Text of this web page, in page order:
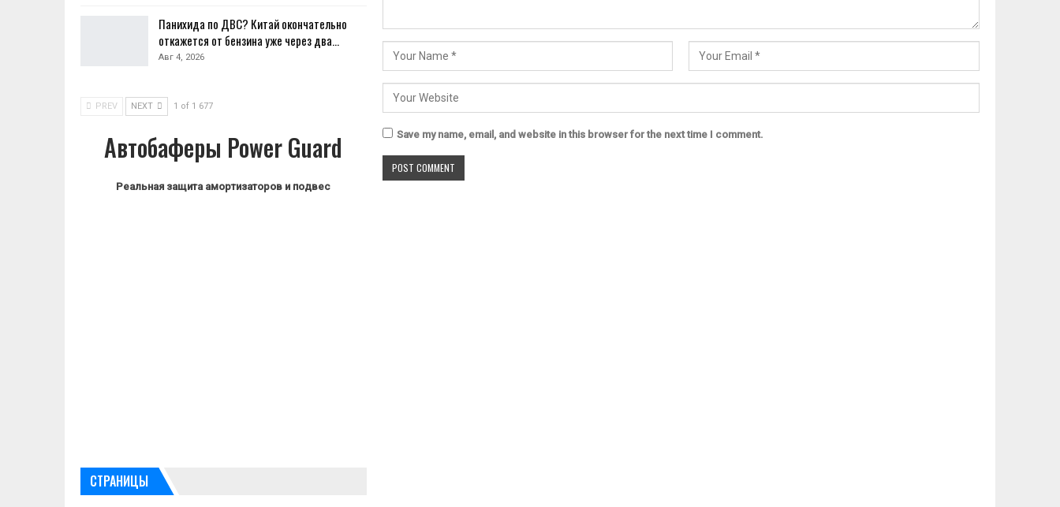
Save my name, email, and website in this browser for the next time I comment.
Панихида по ДВС? Китай окончательно
откажется от бензина уже через два…
Авг 4, 2026
PREV NEXT 1 of 1 677
Автобаферы Power Guard
Реальная защита амортизаторов и подвес
СТРАНИЦЫ